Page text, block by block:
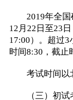
2019年全国
12月22日至23
17:00）。超过
时间8:30，截止
考试时间以北
（三）初试